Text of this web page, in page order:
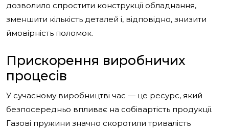
дозволило спростити конструкції обладнання,
зменшити кількість деталей і, відповідно, знизити
ймовірність поломок.
Прискорення виробничих
процесів
У сучасному виробництві час — це ресурс, який
безпосередньо впливає на собівартість продукції.
Газові пружини значно скоротили тривалість